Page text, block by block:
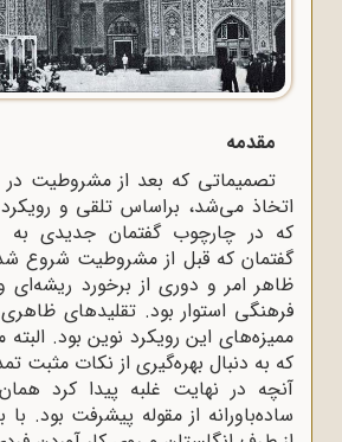
مقدمه
تصمیماتى که بعد از مشروطیت در
اتخاذ مى‌شد، براساس تلقى و رویکرد
که در چارچوب گفتمان جدیدى
گفتمان که قبل از مشروطیت شروع
ظاهر امر و دورى از برخورد ریشه‌اى
فرهنگى استوار بود. تقلیدهاى ظاهرى
ممیزه‌هاى این رویکرد نوین بود. البته
که به دنبال بهره‌گیرى از نکات مثبت
آنچه در نهایت غلبه پیدا ‌کرد
ساده‌باورانه از مقوله‌ پیشرفت بود.